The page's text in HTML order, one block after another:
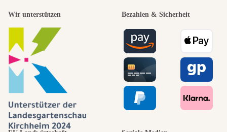
Wir unterstützen Bezahlen & Sicherheit